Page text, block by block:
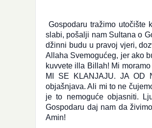
Gospodaru tražimo utočište
slabi, pošalji nam Sultana o
džinni budu u pravoj vjeri,
Allaha Svemogućeg, jer ako
kuvvete illa Billah! Mi
MI SE KLANJAJU. JA OD
objašnjava. Ali mi to ne
je to nemoguće objasniti.
Gospodaru daj nam da
Amin!